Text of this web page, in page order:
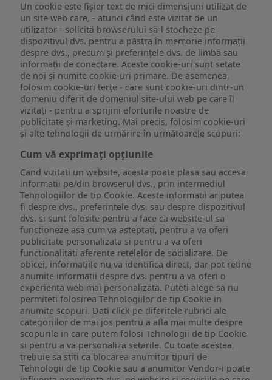
Un cookie este fişier text de mici dimensiuni utilizat de
un site web care, - atunci când este vizitat de un
utilizator - solicită browserului să-l stocheze pe
dispozitivul dvs. pentru a păstra în memorie informații
despre dvs., precum și preferințele dvs. de limbă sau
informații de conectare. Aceste cookie-uri sunt setate
de noi și numite cookie-uri primare. De asemenea,
folosim cookie-uri terțe - care sunt cookie-uri dintr-un
domeniu diferit de domeniul site-ului web pe care îl
vizitați - pentru a sprijini eforturile noastre de
publicitate și marketing. Mai precis, folosim cookie-uri
și alte tehnologii de urmărire în următoarele scopuri:
Cum vă exprimați opțiunile
Cand vizitati un website, acesta poate plasa sau accesa
informatii pe/din browserul dvs., prin intermediul
Tehnologiilor de tip Cookie. Aceste informatii ar putea
fi despre dvs., preferintele dvs. sau despre dispozitivul
dvs. si sunt folosite pentru a face ca website-ul sa
functioneze asa cum va asteptati, pentru a va oferi
publicitate personalizata si pentru a va oferi
functionalitati aferente retelelor de socializare. De
obicei, informatiile nu va identifica direct, dar pot retine
anumite informatii despre dvs. pentru a va oferi o
experienta web mai personalizata. Puteti alege sa nu
permiteti folosirea Tehnologiilor de tip Cookie in
anumite scopuri. Dati click pe diferitele rubrici ale
categoriilor de mai jos pentru a afla mai multe despre
scopurile in care putem folosi Tehnologii de tip Cookie
si pentru a va personaliza setarile. Cu toate acestea,
trebuie sa stiti ca blocarea anumitor tipuri de
Tehnologii de tip Cookie sau a anumitor Vendor-i poate